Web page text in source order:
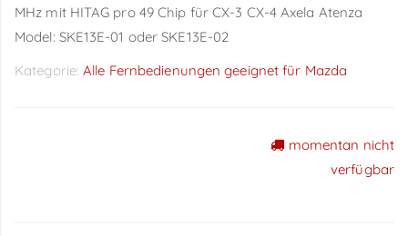
MHz mit HITAG pro 49 Chip für CX-3 CX-4 Axela Atenza
Model: SKE13E-01 oder SKE13E-02
Kategorie:Alle Fernbedienungen geeignet für Mazda
momentan nicht
verfügbar